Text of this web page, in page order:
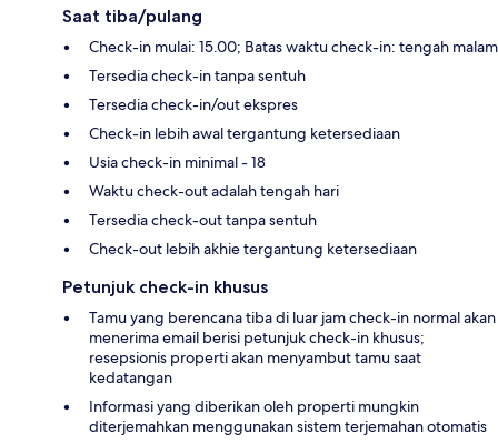
Saat tiba/pulang
Check-in mulai: 15.00; Batas waktu check-in: tengah malam
Tersedia check-in tanpa sentuh
Tersedia check-in/out ekspres
Check-in lebih awal tergantung ketersediaan
Usia check-in minimal - 18
Waktu check-out adalah tengah hari
Tersedia check-out tanpa sentuh
Check-out lebih akhie tergantung ketersediaan
Petunjuk check-in khusus
Tamu yang berencana tiba di luar jam check-in normal akan
menerima email berisi petunjuk check-in khusus;
resepsionis properti akan menyambut tamu saat
kedatangan
Informasi yang diberikan oleh properti mungkin
diterjemahkan menggunakan sistem terjemahan otomatis